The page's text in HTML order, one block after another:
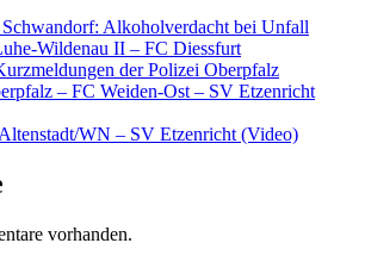
Alkoholverdacht bei Unfall
Wildenau II – FC Diessfurt
der Polizei Oberpfalz
– FC Weiden-Ost – SV Etzenricht
WN – SV Etzenricht (Video)
vorhanden.